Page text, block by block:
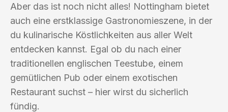
Aber das ist noch nicht alles! Nottingham bietet
auch eine erstklassige Gastronomieszene, in der
du kulinarische Köstlichkeiten aus aller Welt
entdecken kannst. Egal ob du nach einer
traditionellen englischen Teestube, einem
gemütlichen Pub oder einem exotischen
Restaurant suchst – hier wirst du sicherlich
fündig.